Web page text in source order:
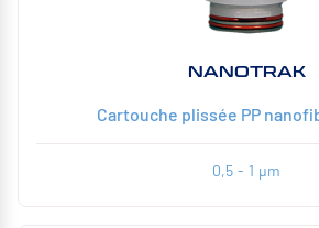
NANOTRAK
Cartouche plissée PP
0,5 - 1 µm